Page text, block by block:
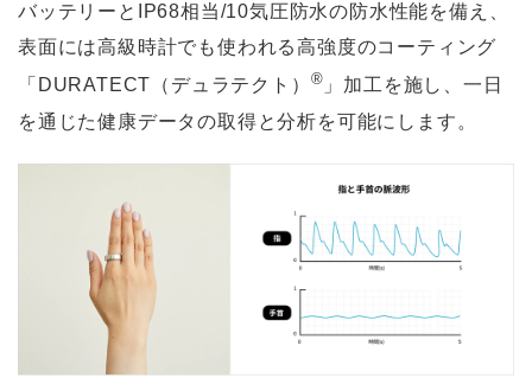
バッテリーとIP68相当/10気圧防水の防水性能を備え、
表面には高級時計でも使われる高強度のコーティング
「DURATECT（デュラテクト） ® 」加工を施し、一日
を通じた健康データの取得と分析を可能にします。